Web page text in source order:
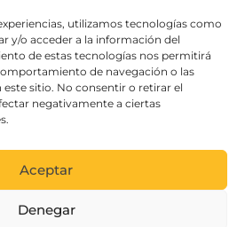
utilizamos tecnologías como
y/o acceder a la información del
de estas tecnologías nos permitirá
de navegación o las
sitio. No consentir o retirar el
negativamente a ciertas
Aceptar
Denegar